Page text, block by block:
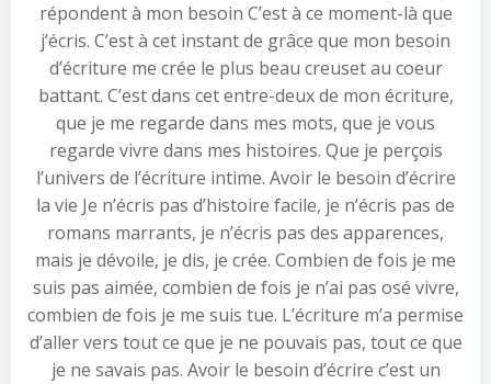
répondent à mon besoin C’est à ce moment-là que
j’écris. C’est à cet instant de grâce que mon besoin
d’écriture me crée le plus beau creuset au coeur
battant. C’est dans cet entre-deux de mon écriture,
que je me regarde dans mes mots, que je vous
regarde vivre dans mes histoires. Que je perçois
l’univers de l’écriture intime. Avoir le besoin d’écrire
la vie Je n’écris pas d’histoire facile, je n’écris pas de
romans marrants, je n’écris pas des apparences,
mais je dévoile, je dis, je crée. Combien de fois je me
suis pas aimée, combien de fois je n’ai pas osé vivre,
combien de fois je me suis tue. L’écriture m’a permise
d’aller vers tout ce que je ne pouvais pas, tout ce que
je ne savais pas. Avoir le besoin d’écrire c’est un